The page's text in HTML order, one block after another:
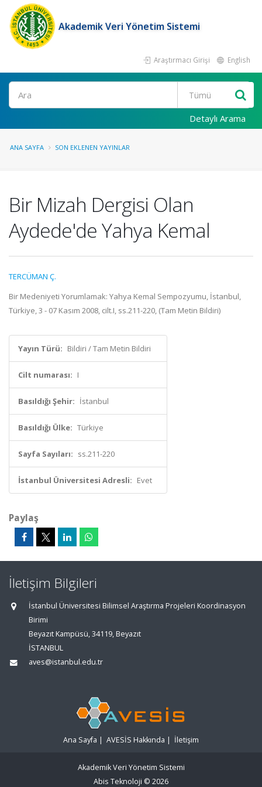
Akademik Veri Yönetim Sistemi
Araştırmacı Girişi English
Ara
Detaylı Arama
ANA SAYFA SON EKLENEN YAYINLAR
Bir Mizah Dergisi Olan
Aydede'de Yahya Kemal
TERCÜMAN Ç.
Bir Medeniyeti Yorumlamak: Yahya Kemal Sempozyumu, İstanbul,
Türkiye, 3 - 07 Kasım 2008, cilt.I, ss.211-220, (Tam Metin Bildiri)
Yayın Türü: Bildiri / Tam Metin Bildiri
Cilt numarası: I
Basıldığı Şehir: İstanbul
Basıldığı Ülke: Türkiye
Sayfa Sayıları: ss.211-220
İstanbul Üniversitesi Adresli: Evet
Paylaş
İletişim Bilgileri
İstanbul Üniversitesi Bilimsel Araştırma Projeleri Koordinasyon
Birimi
Beyazıt Kampüsü, 34119, Beyazıt
İSTANBUL
aves@istanbul.edu.tr
Ana Sayfa | AVESİS Hakkında | İletişim
Akademik Veri Yönetim Sistemi
Abis Teknoloji © 2026